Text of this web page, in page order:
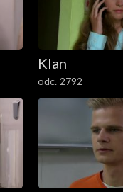
Klan
odc. 2792